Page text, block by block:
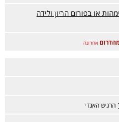
או בפורום הריון ולידה
אחרונה
הרגיש האגדי